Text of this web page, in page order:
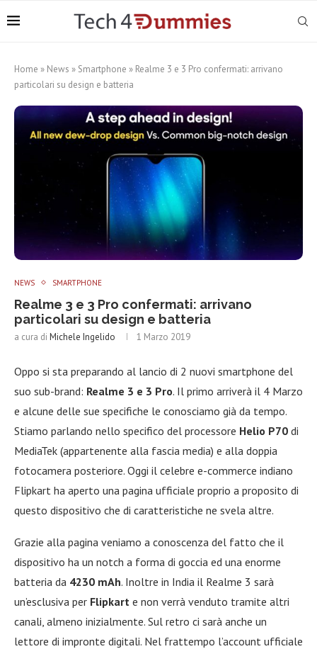
Home » News » Smartphone » Realme 3 e 3 Pro confermati: arrivano
particolari su design e batteria
NEWS SMARTPHONE
Realme 3 e 3 Pro confermati: arrivano
particolari su design e batteria
a cura di Michele Ingelido 1 Marzo 2019
Oppo si sta preparando al lancio di 2 nuovi smartphone del
suo sub-brand: Realme 3 e 3 Pro. Il primo arriverà il 4 Marzo
e alcune delle sue specifiche le conosciamo già da tempo.
Stiamo parlando nello specifico del processore Helio P70 di
MediaTek (appartenente alla fascia media) e alla doppia
fotocamera posteriore. Oggi il celebre e-commerce indiano
Flipkart ha aperto una pagina ufficiale proprio a proposito di
questo dispositivo che di caratteristiche ne svela altre.
Grazie alla pagina veniamo a conoscenza del fatto che il
dispositivo ha un notch a forma di goccia ed una enorme
batteria da 4230 mAh. Inoltre in India il Realme 3 sarà
un’esclusiva per Flipkart e non verrà venduto tramite altri
canali, almeno inizialmente. Sul retro ci sarà anche un
lettore di impronte digitali. Nel frattempo l’account ufficiale